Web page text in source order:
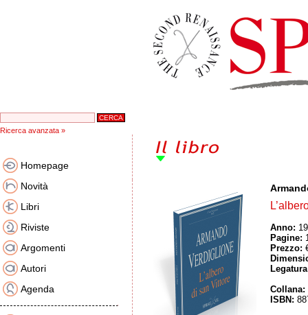
Ricerca avanzata »
Homepage
Novità
Libri
Riviste
Argomenti
Autori
Agenda
Anno:
Pagine:
Prezzo:
Collana:
ISBN: